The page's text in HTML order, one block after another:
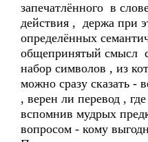
запечатлённого в
действия , держа при
определённых
общепринятый смысл
набор символов , из
можно сразу сказать -
, верен ли перевод ,
вспомнив мудрых
вопросом - кому